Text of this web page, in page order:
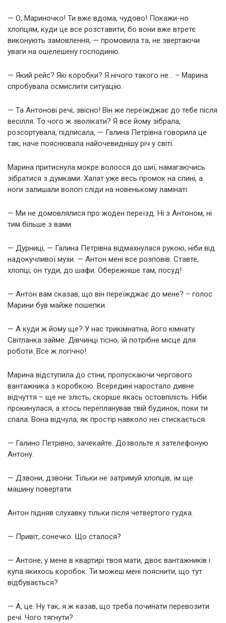
— О, Мариночко! Ти вже вдома, чудово! Покажи-но
хлопцям, куди це все розставити, бо вони вже втретє
виконують замовлення, — промовила та, не звертаючи
уваги на ошелешену господиню.
— Який рейс? Які коробки? Я нічого такого не… – Марина
спробувала осмислити ситуацію.
— Та Антонові речі, звісно! Він же переїжджає до тебе після
весілля. То чого ж зволікати? Я все йому зібрала,
розсортувала, підписала, — Галина Петрівна говорила це
так, наче пояснювала найочевиднішу річ у світі.
Марина притиснула мокре волосся до шиї, намагаючись
зібратися з думками. Халат уже весь промок на спині, а
ноги залишали вологі сліди на новенькому ламінаті.
— Ми не домовлялися про жоден переїзд. Ні з Антоном, ні
тим більше з вами.
— Дурниці, — Галина Петрівна відмахнулася рукою, ніби від
надокучливої мухи. — Антон мені все розповів. Ставте,
хлопці, он туди, до шафи. Обережніше там, посуд!
— Антон вам сказав, що він переїжджає до мене? – голос
Марини був майже пошепки.
— А куди ж йому ще? У нас трикімнатна, його кімнату
Світланка займе. Дівчинці тісно, їй потрібне місце для
роботи. Все ж логічно!
Марина відступила до стіни, пропускаючи чергового
вантажника з коробкою. Всередині наростало дивне
відчуття – ще не злість, скоріше якась остовпілість. Ніби
прокинулася, а хтось перепланував твій будинок, поки ти
спала. Вона відчула, як простір навколо неї стискається.
— Галино Петрівно, зачекайте. Дозвольте я зателефоную
Антону.
— Дзвони, дзвони. Тільки не затримуй хлопців, їм ще
машину повертати.
Антон підняв слухавку тільки після четвертого гудка.
— Привіт, сонечко. Що сталося?
— Антоне, у мене в квартирі твоя мати, двоє вантажників і
купа якихось коробок. Ти можеш мені пояснити, що тут
відбувається?
— А, це. Ну так, я ж казав, що треба починати перевозити
речі. Чого тягнути?